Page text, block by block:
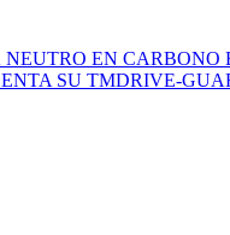
NEUTRO EN CARBONO
SU TMDRIVE-